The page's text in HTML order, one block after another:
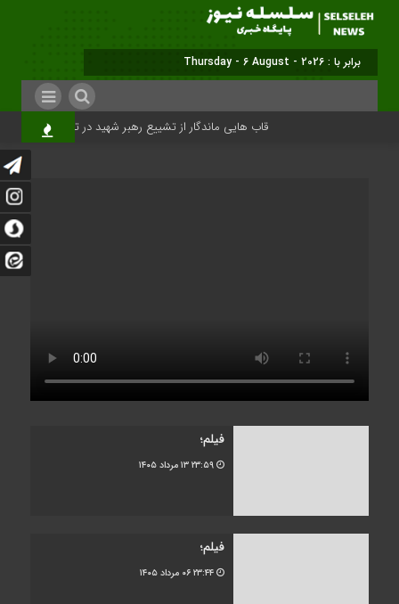
برابر با : Thursday - 6 August - 2026
قاب هایی ماندگار از تشییع رهبر شهید در تهران
فیلم؛
۱۳ مرداد ۱۴۰۵
فیلم؛
۰۶ مرداد ۱۴۰۵